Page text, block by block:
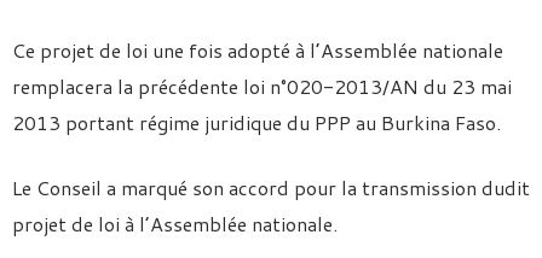
Ce projet de loi une fois adopté à l’Assemblée nationale
remplacera la précédente loi n°020-2013/AN du 23 mai
2013 portant régime juridique du PPP au Burkina Faso.
Le Conseil a marqué son accord pour la transmission dudit
projet de loi à l’Assemblée nationale.